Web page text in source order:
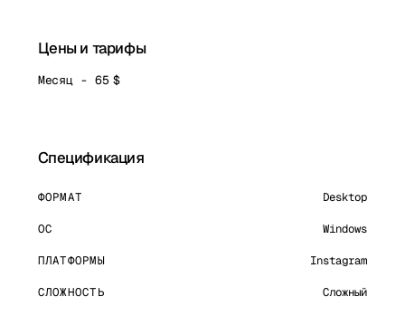
Цены и тарифы
Месяц - 65 $
Спецификация
ФОРМАТ Desktop
ОС Windows
ПЛАТФОРМЫ Instagram
СЛОЖНОСТЬ Сложный